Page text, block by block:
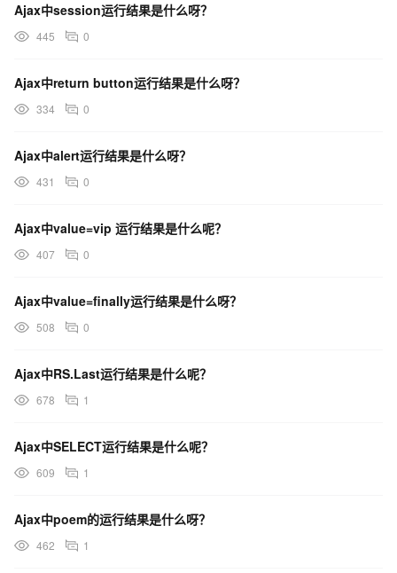
Ajax中session运行结果是什么呀？
445 0
Ajax中return button运行结果是什么呀？
334 0
Ajax中alert运行结果是什么呀？
431 0
Ajax中value=vip 运行结果是什么呢？
407 0
Ajax中value=finally运行结果是什么呀？
508 0
Ajax中RS.Last运行结果是什么呢？
678 1
Ajax中SELECT运行结果是什么呢？
609 1
Ajax中poem的运行结果是什么呀？
462 1